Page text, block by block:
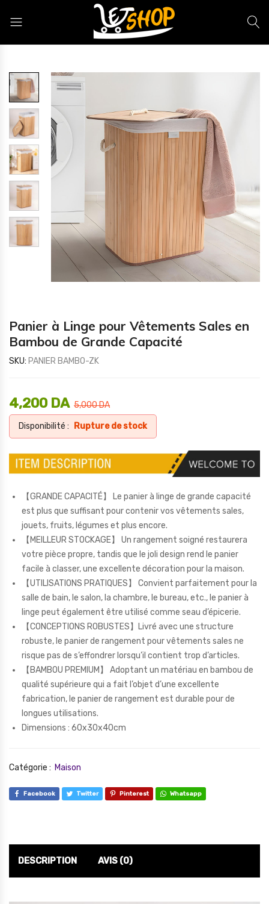
Panier à Linge pour Vêtements Sales en
Bambou de Grande Capacité
SKU: PANIER BAMBO-ZK
5,000DA
4,200 DA
Disponibilité : Rupture de stock
【GRANDE CAPACITÉ】 Le panier à linge de grande capacité
est plus que suffisant pour contenir vos vêtements sales,
jouets, fruits, légumes et plus encore.
【MEILLEUR STOCKAGE】 Un rangement soigné restaurera
votre pièce propre, tandis que le joli design rend le panier
facile à classer, une excellente décoration pour la maison.
【UTILISATIONS PRATIQUES】 Convient parfaitement pour la
salle de bain, le salon, la chambre, le bureau, etc., le panier à
linge peut également être utilisé comme seau d’épicerie.
【CONCEPTIONS ROBUSTES】Livré avec une structure
robuste, le panier de rangement pour vêtements sales ne
risque pas de s’effondrer lorsqu’il contient trop d’articles.
【BAMBOU PREMIUM】 Adoptant un matériau en bambou de
qualité supérieure qui a fait l’objet d’une excellente
fabrication, le panier de rangement est durable pour de
longues utilisations.
Dimensions : 60x30x40cm
Catégorie : Maison
Facebook Twitter Pinterest Whatsapp
DESCRIPTION AVIS (0)